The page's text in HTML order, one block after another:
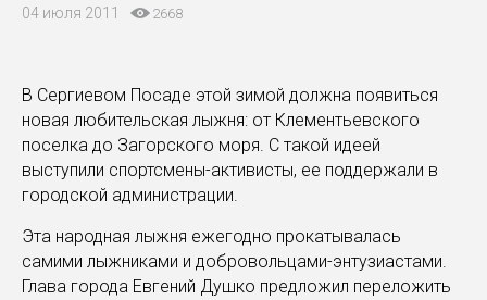
04 июля 2011 2668
В Сергиевом Посаде этой зимой должна появиться
новая любительская лыжня: от Клементьевского
поселка до Загорского моря. С такой идеей
выступили спортсмены-активисты, ее поддержали в
городской администрации.
Эта народная лыжня ежегодно прокатывалась
самими лыжниками и добровольцами-энтузиастами.
Глава города Евгений Душко предложил переложить